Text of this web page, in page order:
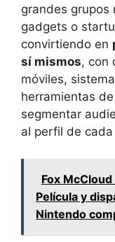
grandes grupos
gadgets o
convirtiendo en
sí mismos, con
móviles,
herramientas
segmentar
al perfil de cada
Fox
Película y
Nintendo